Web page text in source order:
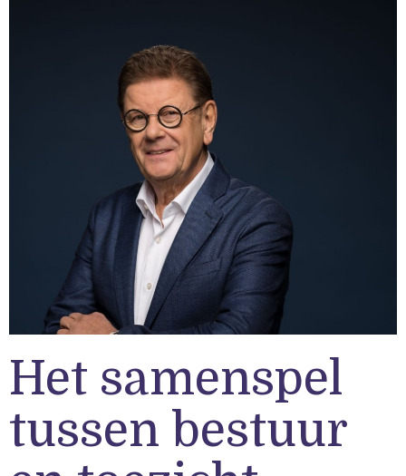
Het samenspel
tussen bestuur